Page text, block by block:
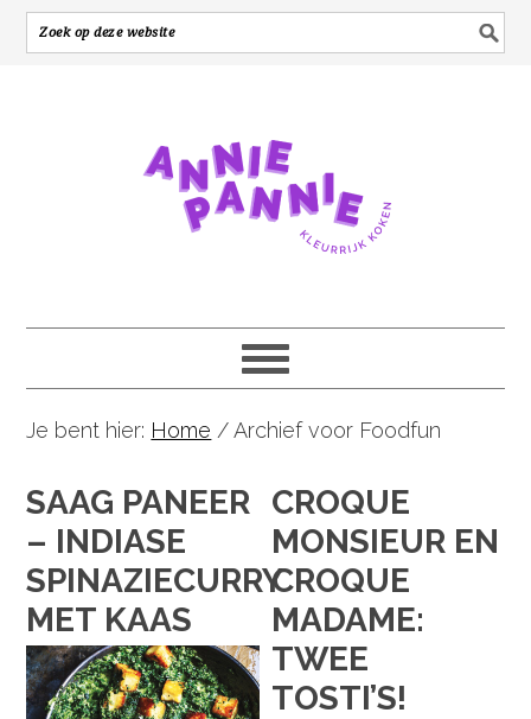
Je bent hier: Home /Archief voor Foodfun
SAAG PANEER
– INDIASE
SPINAZIECURRY
MET KAAS
CROQUE
MONSIEUR EN
CROQUE
MADAME:
TWEE
TOSTI’S!